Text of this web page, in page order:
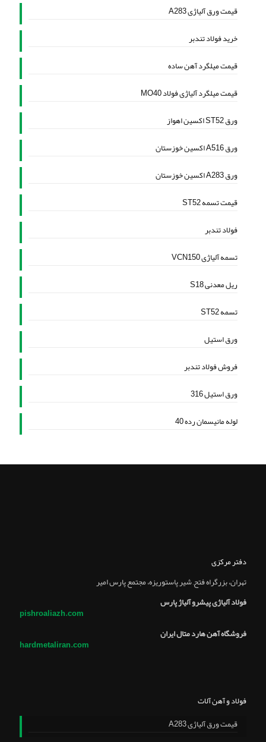
قیمت ورق آلیاژی A283
خرید فولاد تندبر
قیمت میلگرد آهن ساده
قیمت میلگرد آلیاژی فولاد MO40
ورق ST52 اکسین اهواز
ورق A516 اکسین خوزستان
ورق A283 اکسین خوزستان
قیمت تسمه ST52
فولاد تندبر
تسمه آلیاژی VCN150
ریل معدنی S18
تسمه ST52
ورق استیل
فروش فولاد تندبر
ورق استیل 316
لوله مانیسمان رده 40
دفتر مرکزی
تهران، بزرگراه فتح, شير پاستوريزه، مجتمع پارس امير
فولاد آلیاژی پیشرو آلیاژ پارس
pishroaliazh.com
فروشگاه آهن هارد متال ایران
hardmetaliran.com
فولاد و آهن آلات
قیمت ورق آلیاژی A283